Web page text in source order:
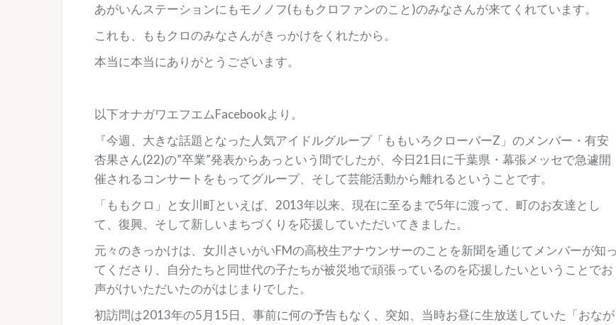
あがいんステーションにもモノノフ(ももクロファンのこと)のみなさんが来てくれています。
これも、ももクロのみなさんがきっかけをくれたから。
本当に本当にありがとうございます。
以下オナガワエフエムFacebookより。
『今週、大きな話題となった人気アイドルグループ「ももいろクローバーZ」のメンバー・有安
杏果さん(22)の”卒業”発表からあっという間でしたが、今日21日に千葉県・幕張メッセで急遽開
催されるコンサートをもってグループ、そして芸能活動から離れるということです。
「ももクロ」と女川町といえば、2013年以来、現在に至るまで5年に渡って、町のお友達とし
て、復興、そして新しいまちづくりを応援していただいてきました。
元々のきっかけは、女川さいがいFMの高校生アナウンサーのことを新聞を通じてメンバーが知っ
てくださり、自分たちと同世代の子たちが被災地で頑張っているのを応援したいということでお
声がけいただいたのがはじまりでした。
初訪問は2013年の5月15日、事前に何の予告もなく、突如、当時お昼に生放送していた「おなが